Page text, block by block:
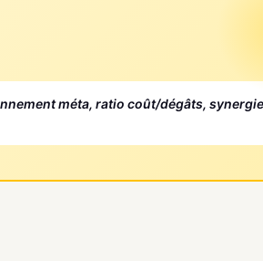
méta, ratio coût/dégâts,